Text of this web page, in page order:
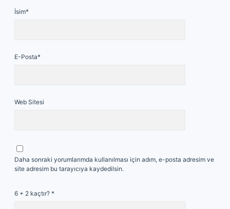
İsim*
E-Posta*
Web Sitesi
Daha sonraki yorumlarımda kullanılması için adım, e-posta adresim ve
site adresim bu tarayıcıya kaydedilsin.
6 + 2 kaçtır? *